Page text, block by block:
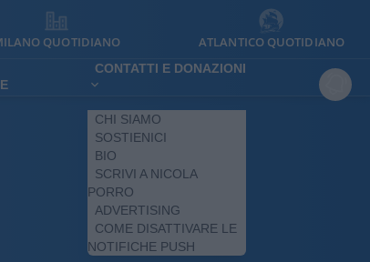
QUOTIDIANO ATLANTICO QUOTIDIANO
CONTATTI E DONAZIONI
CHI SIAMO
SOSTIENICI
BIO
SCRIVI A NICOLA
PORRO
ADVERTISING
COME DISATTIVARE LE
NOTIFICHE PUSH